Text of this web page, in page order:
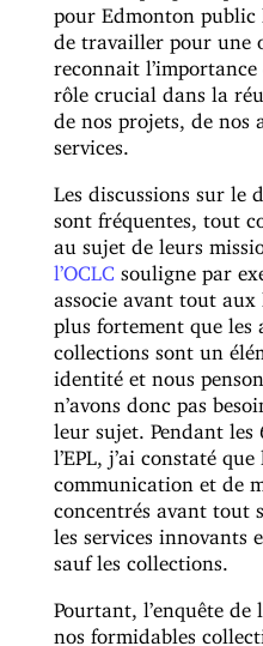
pour Edmonton public
de travailler pour une
reconnait
rôle crucial dans la
de nos projets, de nos
services.
Les discussions sur le
sont fréquentes, tout
au sujet de leurs
l’OCLC souligne par
associe avant tout aux
plus fortement que les
collections sont un
identité et nous
n’avons donc pas
leur sujet. Pendant les
l’EPL, j’ai constaté que
communication et de
concentrés avant tout
les services innovants
sauf les collections.
Pourtant, l’enquête de
nos formidables